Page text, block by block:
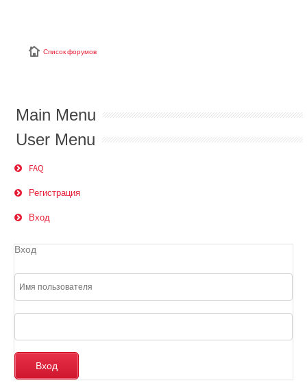
Список форумов
Main Menu
User Menu
FAQ
Регистрация
Вход
Вход